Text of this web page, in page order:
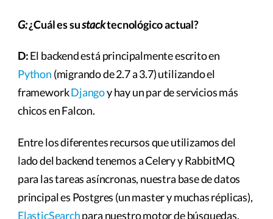
G:¿Cuál es sustacktecnológico actual?
D:El backend está principalmente escrito en
Python (migrando de 2.7 a 3.7) utilizando el
frameworkDjangoy hay un par de servicios más
chicos en Falcon.
Entre los diferentes recursos que utilizamos del
lado del backend tenemos a Celery y RabbitMQ
para las tareas asíncronas, nuestra base de datos
principal es Postgres (un master y muchas réplicas),
ElasticSearchpara nuestro motor de búsquedas,